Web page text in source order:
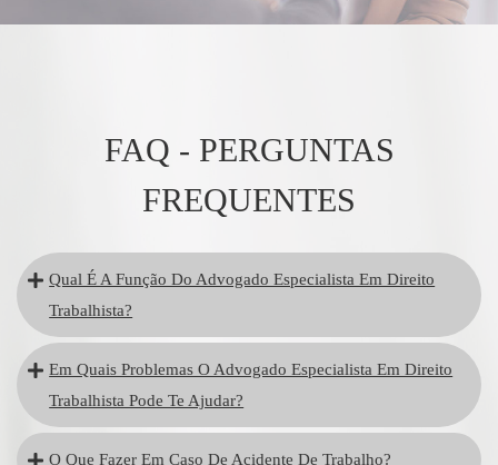
FAQ - PERGUNTAS
FREQUENTES
Qual É A Função Do Advogado Especialista Em Direito
Trabalhista?
Em Quais Problemas O Advogado Especialista Em Direito
Trabalhista Pode Te Ajudar?
O Que Fazer Em Caso De Acidente De Trabalho?